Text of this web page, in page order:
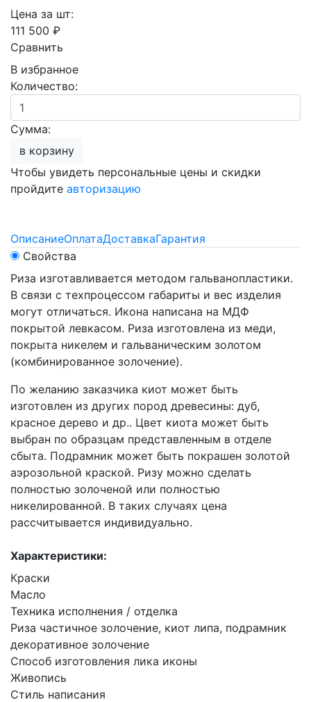
Цена за шт:
111 500 ₽
Сравнить
В избранное
Количество:
Сумма:
в корзину
Чтобы увидеть персональные цены и скидки
пройдите авторизацию
ОписаниеОплатаДоставкаГарантия
Свойства
Риза изготавливается методом гальванопластики.
В связи с техпроцессом габариты и вес изделия
могут отличаться. Икона написана на МДФ
покрытой левкасом. Риза изготовлена из меди,
покрыта никелем и гальваническим золотом
(комбинированное золочение).
По желанию заказчика киот может быть
изготовлен из других пород древесины: дуб,
красное дерево и др.. Цвет киота может быть
выбран по образцам представленным в отделе
сбыта. Подрамник может быть покрашен золотой
аэрозольной краской. Ризу можно сделать
полностью золоченой или полностью
никелированной. В таких случаях цена
рассчитывается индивидуально.
Характеристики:
Краски
Масло
Техника исполнения / отделка
Риза частичное золочение, киот липа, подрамник
декоративное золочение
Способ изготовления лика иконы
Живопись
Стиль написания